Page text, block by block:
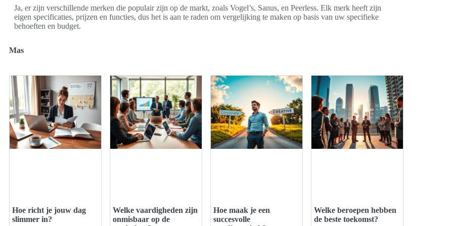
Ja, er zijn verschillende merken die populair zijn op de markt, zoals Vogel’s, Sanus, en Peerless. Elk merk heeft zijn
eigen specificaties, prijzen en functies, dus het is aan te raden om vergelijking te maken op basis van uw specifieke
behoeften en budget.
Mas
Hoe richt je jouw dag
slimmer in?
Welke vaardigheden zijn
onmisbaar op de
Hoe maak je een
succesvolle
Welke beroepen hebben
de beste toekomst?